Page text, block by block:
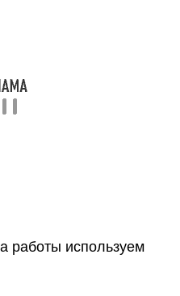
работы используем